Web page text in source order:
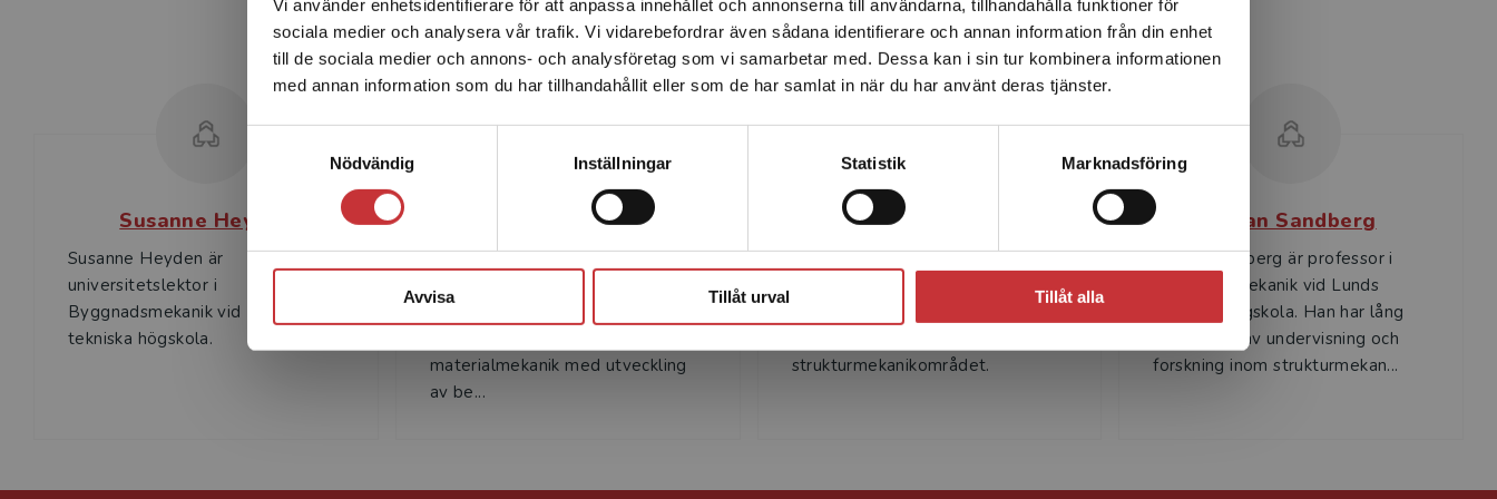
Vi använder enhetsidentifierare för att anpassa innehållet och annonserna till användarna, tillhandahålla funktioner för
sociala medier och analysera vår trafik. Vi vidarebefordrar även sådana identifierare och annan information från din enhet
till de sociala medier och annons- och analysföretag som vi samarbetar med. Dessa kan i sin tur kombinera informationen
med annan information som du har tillhandahållit eller som de har samlat in när du har använt deras tjänster.
Nödvändig
Inställningar Statistik Marknadsföring
Avvisa Tillåt urval Tillåt alla
Det verkar som att du besöker studentlitteratur.se via en
enhet utanför Sverige. Vi erbjuder inte leveranser utanför
Sverige. För att kunna slutföra ett köp måste
leveransadressen vara i Sverige.Läs mer
Författare
Susanne Heyden
Susanne Heyden är
universitetslektor i
Byggnadsmekanik vid Lunds
tekniska högskola.
Ola Dahlblom
Ola Dahlblom är professor i
byggnadsmekanik vid Lunds
materialmekanik med utveckling
av be...
Anders Olsson
Anders Olsson är professor i
Byggteknik vid Linnéuniversitetet.
strukturmekanikområdet.
Göran Sandberg
Göran Sandberg är professor i
Byggnadsmekanik vid Lunds
tekniska högskola. Han har lång
erfarenhet av undervisning och
forskning inom strukturmekan...